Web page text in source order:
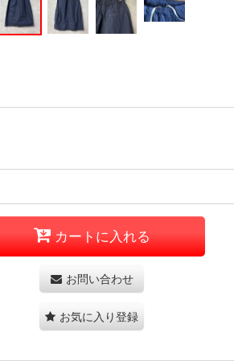
カートに入れる
お問い合わせ
お気に入り登録